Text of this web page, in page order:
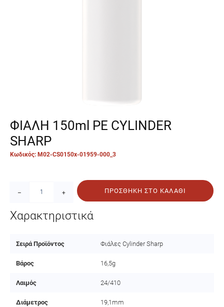
ΦΙΑΛΗ 150ml PE CYLINDER
SHARP
Κωδικός: M02-CS0150x-01959-000_3
– + ΠΡΟΣΘΉΚΗ ΣΤΟ ΚΑΛΆΘΙ
Χαρακτηριστικά
Σειρά Προϊόντος Φιάλες Cylinder Sharp
Βάρος 16,5g
Λαιμός 24/410
Διάμετρος
19,1mm